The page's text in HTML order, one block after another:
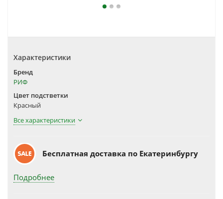
Характеристики
Бренд
РИФ
Цвет подстветки
Красный
Все характеристики
Бесплатная доставка по Екатеринбургу
Подробнее